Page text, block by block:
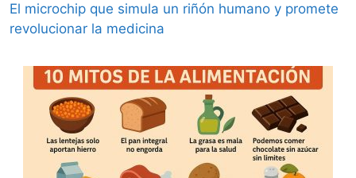
El microchip que simula un riñón humano y promete
revolucionar la medicina